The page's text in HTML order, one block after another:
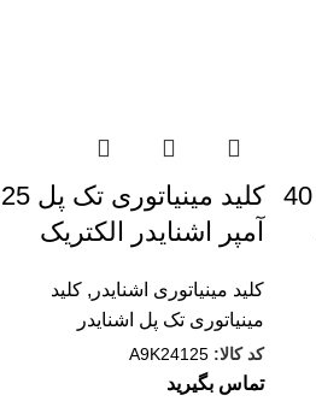
کلید مينياتوری دو پل 40
کلید مينياتوری تک پل 25
آمپر اشنایدر الکتریک
کلید مينياتوری اشنایدر , کلید
مینیاتوری تک پل اشنایدر
کد کالا: A9K24125
تماس بگیرید